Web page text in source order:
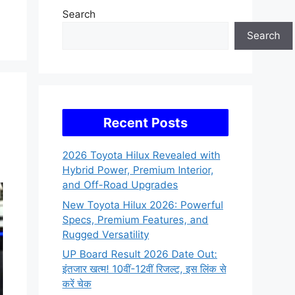
Search
Search
Recent Posts
2026 Toyota Hilux Revealed with
Hybrid Power, Premium Interior,
and Off-Road Upgrades
New Toyota Hilux 2026: Powerful
Specs, Premium Features, and
Rugged Versatility
UP Board Result 2026 Date Out:
इंतजार खत्म! 10वीं-12वीं रिजल्ट, इस लिंक से
करें चेक